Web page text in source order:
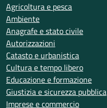
Agricoltura e pesca
Ambiente
Anagrafe e stato civile
Autorizzazioni
Catasto e urbanistica
Cultura e tempo libero
Educazione e formazione
Giustizia e sicurezza pubblica
Imprese e commercio